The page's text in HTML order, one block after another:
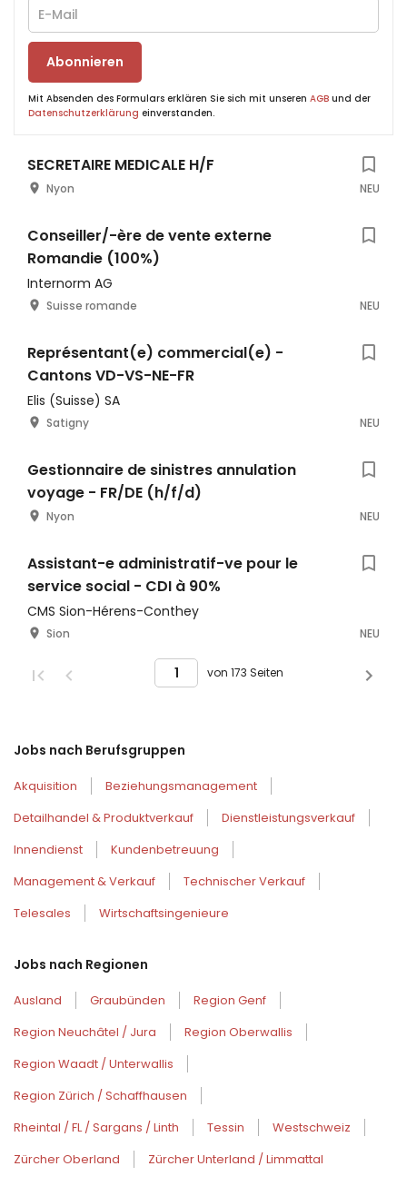
Abonnieren
Mit Absenden des Formulars erklären Sie sich mit unseren AGB und der
Datenschutzerklärung einverstanden.
SECRETAIRE MEDICALE H/F
Nyon NEU
Conseiller/-ère de vente externe
Romandie (100%)
Internorm AG
Suisse romande NEU
Représentant(e) commercial(e) -
Cantons VD-VS-NE-FR
Elis (Suisse) SA
Satigny NEU
Gestionnaire de sinistres annulation
voyage - FR/DE (h/f/d)
Nyon NEU
Assistant-e administratif-ve pour le
service social - CDI à 90%
CMS Sion-Hérens-Conthey
Sion NEU
von 173 Seiten
Jobs nach Berufsgruppen
Akquisition
Beziehungsmanagement
Detailhandel & Produktverkauf
Dienstleistungsverkauf
Innendienst
Kundenbetreuung
Management & Verkauf
Technischer Verkauf
Telesales
Wirtschaftsingenieure
Jobs nach Regionen
Ausland Graubünden
Region Genf
Region Neuchâtel / Jura
Region Oberwallis
Region Waadt / Unterwallis
Region Zürich / Schaffhausen
Rheintal / FL / Sargans / Linth
Tessin
Westschweiz
Zürcher Oberland
Zürcher Unterland / Limmattal